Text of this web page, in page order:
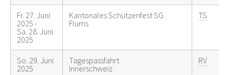
Fr. 27. Juni
2025 -
Sa. 28. Juni
2025
Kantonales Schützenfest SG
Flums
TS
So. 29. Juni
2025
Tagespassfahrt
Innerschweiz
RV